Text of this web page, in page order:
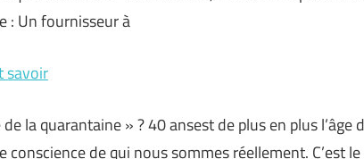
: Un fournisseur à
savoir
la quarantaine » ? 40 ansest de plus en plus l’âge
conscience de qui nous sommes réellement. C’est